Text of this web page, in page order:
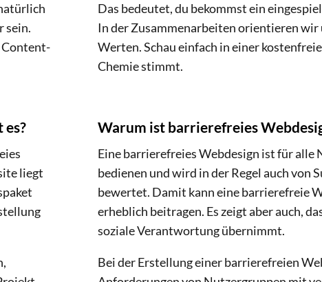
sein.
Das bedeutet, du bekommst ein
In der Zusammenarbeiten orientieren wir
Werten. Schau einfach in einer
Chemie stimmt.
liegt
Warum ist barrierefreies
Eine barrierefreies Webdesign ist für alle
bedienen und wird in der Regel auch von
bewertet. Damit kann eine barrierefreie
erheblich beitragen. Es zeigt aber auch,
soziale Verantwortung übernimmt.
Bei der Erstellung einer barrierefreien